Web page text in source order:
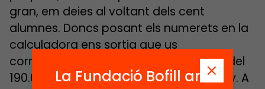
gran, em deies al voltant dels cent
alumnes. Doncs posant els numerets en la
calculadora ens sortia que us
correspondria un increment al voltant del
190.000 € pel vostre centre, any per any. A
La Fundació Bofill ara